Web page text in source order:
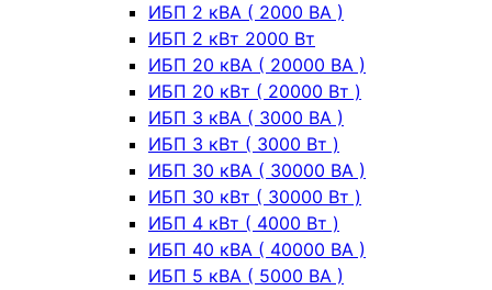
ИБП 2 кВА ( 2000 ВА )
ИБП 2 кВт 2000 Вт
ИБП 20 кВА ( 20000 ВА )
ИБП 20 кВт ( 20000 Вт )
ИБП 3 кВА ( 3000 ВА )
ИБП 3 кВт ( 3000 Вт )
ИБП 30 кВА ( 30000 ВА )
ИБП 30 кВт ( 30000 Вт )
ИБП 4 кВт ( 4000 Вт )
ИБП 40 кВА ( 40000 ВА )
ИБП 5 кВА ( 5000 ВА )